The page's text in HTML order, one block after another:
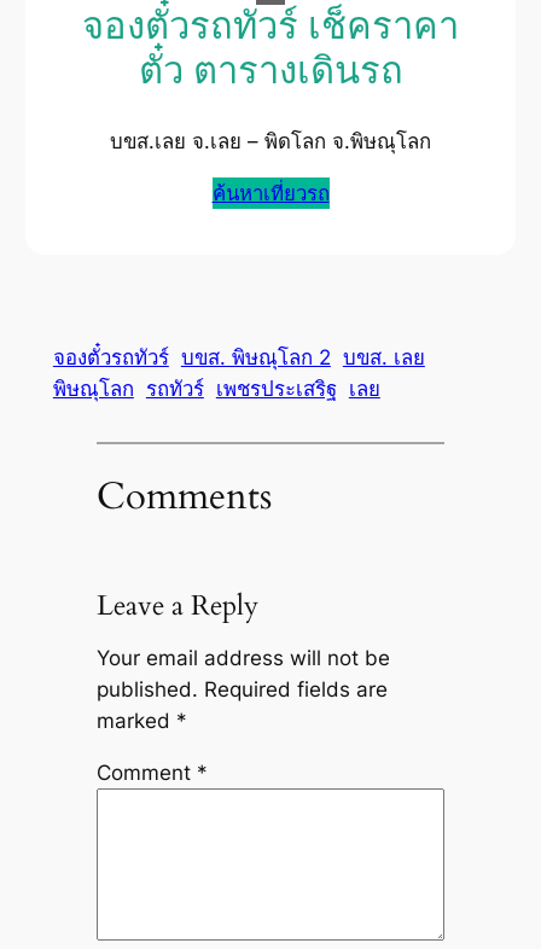
จองตั๋วรถทัวร์ เช็คราคา
ตั๋ว ตารางเดินรถ
บขส.เลย จ.เลย – พิดโลก จ.พิษณุโลก
ค้นหาเที่ยวรถ
จองตั๋วรถทัวร์ บขส. พิษณุโลก 2 บขส. เลย
พิษณุโลก รถทัวร์ เพชรประเสริฐ เลย
Comments
Leave a Reply
Your email address will not be
published. Required fields are
marked *
Comment *